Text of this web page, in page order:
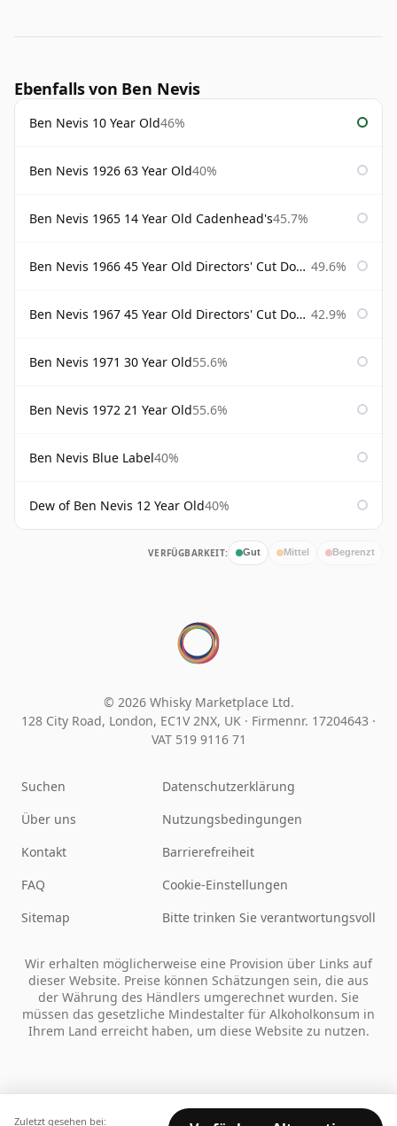
Ebenfalls von Ben Nevis
Ben Nevis 10 Year Old46%
Ben Nevis 1926 63 Year Old40%
Ben Nevis 1965 14 Year Old Cadenhead's45.7%
Ben Nevis 1966 45 Year Old Directors' Cut Douglas Laing Directors' Cut 49.6%
Ben Nevis 1967 45 Year Old Directors' Cut Douglas Laing 42.9%
Ben Nevis 1971 30 Year Old55.6%
Ben Nevis 1972 21 Year Old55.6%
Ben Nevis Blue Label40%
Dew of Ben Nevis 12 Year Old40%
VERFÜGBARKEIT: Gut Mittel Begrenzt
Zuletzt gesehen bei:
© 2026 Whisky Marketplace Ltd.
128 City Road, London, EC1V 2NX, UK · Firmennr. 17204643 ·
VAT 519 9116 71
Suchen
Über uns
Kontakt
FAQ
Sitemap
Datenschutzerklärung
Nutzungsbedingungen
Barrierefreiheit
Cookie-Einstellungen
Bitte trinken Sie verantwortungsvoll
Wir erhalten möglicherweise eine Provision über Links auf
dieser Website. Preise können Schätzungen sein, die aus
der Währung des Händlers umgerechnet wurden. Sie
müssen das gesetzliche Mindestalter für Alkoholkonsum in
Ihrem Land erreicht haben, um diese Website zu nutzen.